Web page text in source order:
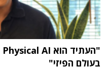
בעולם הפיזי"